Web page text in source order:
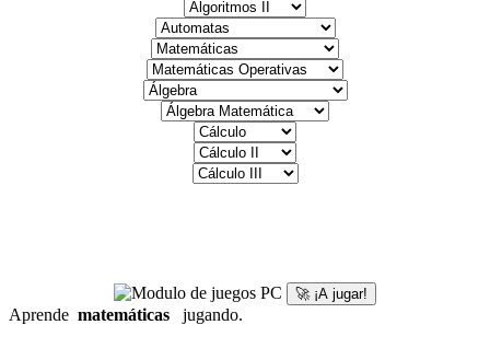
🚀 ¡A jugar!
Aprende matemáticas jugando.